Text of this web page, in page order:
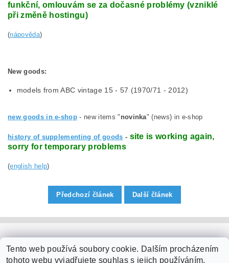
funkční, omlouvám se za dočasné problémy (vzniklé
při změně hostingu)
(nápověda)
New goods:
models from ABC vintage 15 - 57 (1970/71 - 2012)
new goods in e-shop - new items " novinka" (news) in e-shop
history of supplementing of goods - site is working again,
sorry for temporary problems
(english help)
Předchozí článek Další článek
Tento web používá soubory cookie. Dalším procházením
tohoto webu vyjadřujete souhlas s jejich používáním.